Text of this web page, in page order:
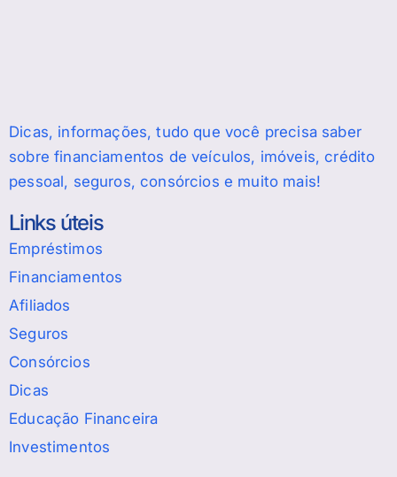
Dicas, informações, tudo que você precisa saber
sobre financiamentos de veículos, imóveis, crédito
pessoal, seguros, consórcios e muito mais!
Links úteis
Empréstimos
Financiamentos
Afiliados
Seguros
Consórcios
Dicas
Educação Financeira
Investimentos